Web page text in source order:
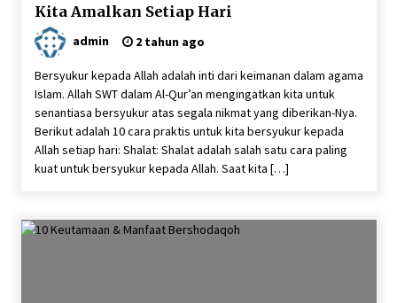
6 tahun ago
Persiapannya Singkat
6 tahun ago
Santunan Lebaran 1441 H, Alhamdulillah Telah
Dilaksanakan
6 tahun ago
Santunan, Pemeriksaan Kesehatan, Paket
Sembako dan Perlengkapan Mandi Untuk Anak-
Kita Amalkan Setiap Hari
admin 2 tahun ago
Bersyukur kepada Allah adalah inti dari keimanan dalam agama
Islam. Allah SWT dalam Al-Qur’an mengingatkan kita untuk
senantiasa bersyukur atas segala nikmat yang diberikan-Nya.
Berikut adalah 10 cara praktis untuk kita bersyukur kepada
Allah setiap hari: Shalat: Shalat adalah salah satu cara paling
kuat untuk bersyukur kepada Allah. Saat kita […]